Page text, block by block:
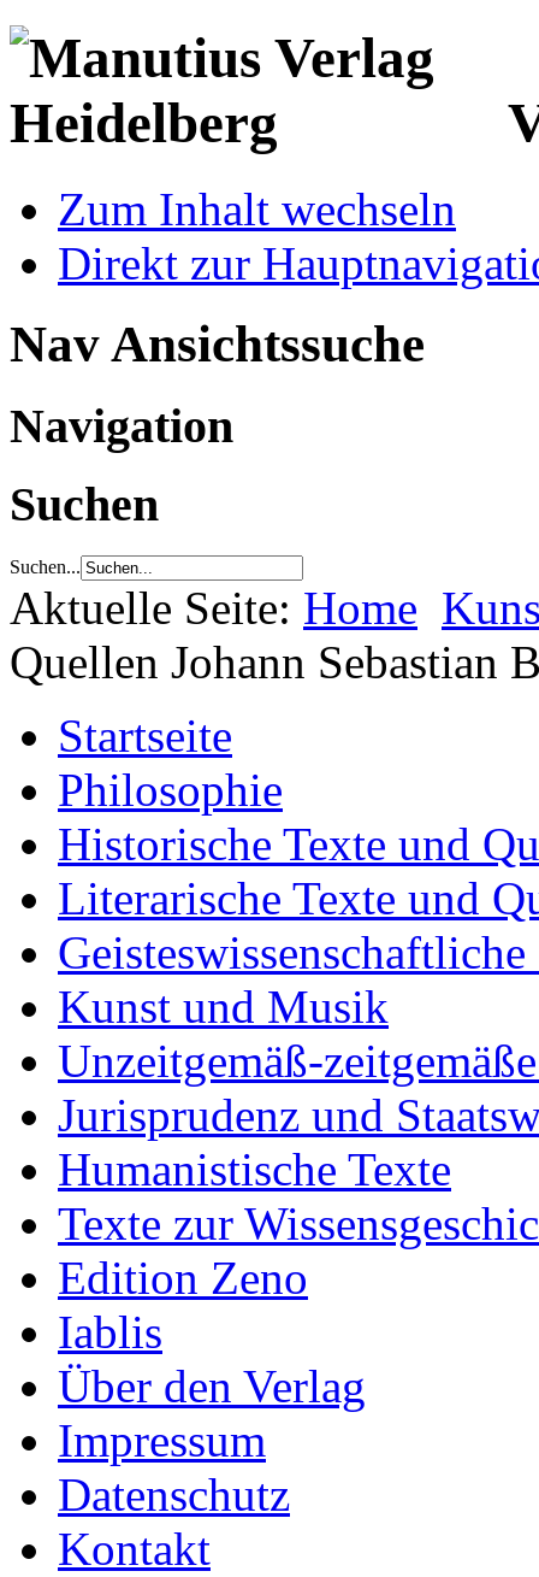
Zum Inhalt wechseln
Direkt zur
Nav Ansichtssuche
Navigation
Suchen
Suchen...
Aktuelle Seite: Home
Quellen Johann Sebastian
Startseite
Philosophie
Historische Texte und
Literarische Texte und
Kunst und Musik
Unzeitgemäß-
Jurisprudenz und
Humanistische Texte
Texte zur
Edition Zeno
Iablis
Über den Verlag
Impressum
Datenschutz
Kontakt